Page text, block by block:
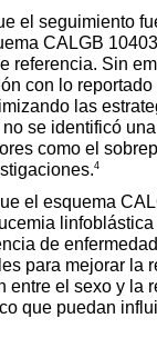
el seguimiento
CALGB
referencia. Sin
con lo
las
se identificó
como el
4
el esquema
de
para mejorar la
el sexo y la
que puedan